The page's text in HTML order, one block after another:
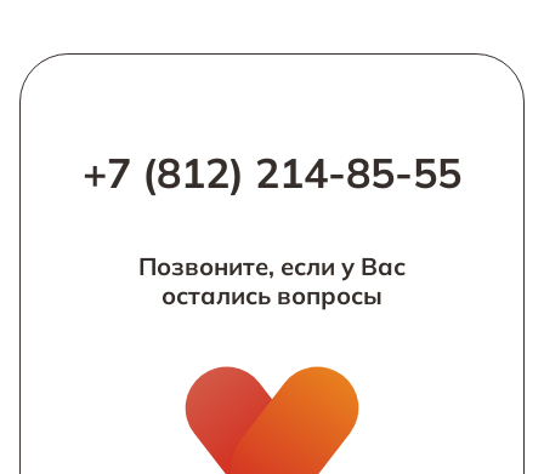
+7 (812) 214-85-55
Позвоните, если у Вас
остались вопросы